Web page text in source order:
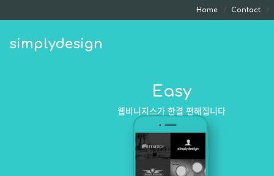
Home Contact
simplydesign
Easy
웹비니지스가 한결 편해집니다